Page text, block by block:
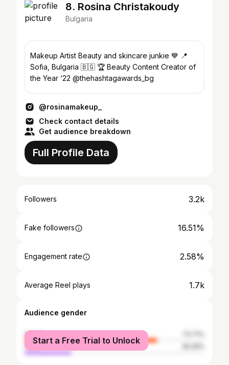
8. Rosina Christakoudy
Bulgaria
Makeup Artist Beauty and skincare junkie 💙 📍
Sofia, Bulgaria 🇧🇬 🏆 Beauty Content Creator of
the Year ‘22 @thehashtagawards_bg
@rosinamakeup_
Check contact details
Get audience breakdown
Full Profile Data
Followers 3.2k
Fake followers 16.51%
Engagement rate 2.58%
Average Reel plays 1.7k
Audience gender
female
male
Start a Free Trial to Unlock